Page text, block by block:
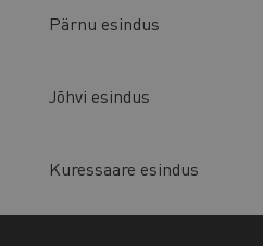
Pärnu esindus
Jõhvi esindus
Kuressaare esindus